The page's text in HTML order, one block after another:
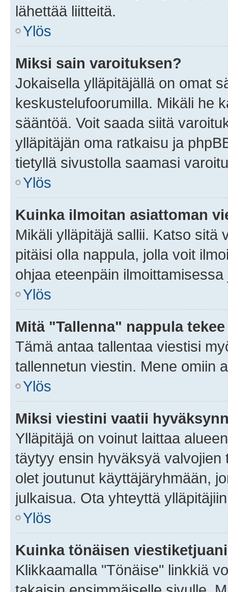
lähettää liitteitä.
Ylös
Miksi sain varoituksen?
Jokaisella ylläpitäjällä on omat
keskustelufoorumilla. Mikäli he
sääntöä. Voit saada siitä
ylläpitäjän oma ratkaisu ja
tietyllä sivustolla saamasi
Ylös
Kuinka ilmoitan asiattoman
Mikäli ylläpitäjä sallii. Katso sitä
pitäisi olla nappula, jolla voit
ohjaa eteenpäin
Ylös
Mitä "Tallenna" nappula
Tämä antaa tallentaa viestisi
tallennetun viestin. Mene omiin
Ylös
Miksi viestini vaatii
Ylläpitäjä on voinut laittaa
täytyy ensin hyväksyä
olet joutunut käyttäjäryhmään,
julkaisua. Ota yhteyttä
Ylös
Kuinka tönäisen
Klikkaamalla "Tönäise" linkkiä